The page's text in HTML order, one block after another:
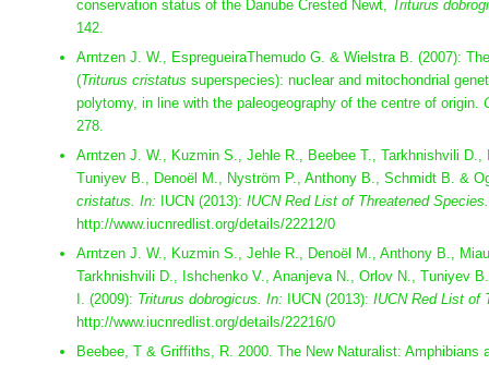
conservation status of the Danube Crested Newt, Triturus
142.
Arntzen J. W., EspregueiraThemudo G. & Wielstra B. (2007):
(Triturus cristatus superspecies): nuclear and mitochondrial
polytomy, in line with the paleogeography of the centre of origin.
278.
Arntzen J. W., Kuzmin S., Jehle R., Beebee T., Tarkhnishvili
Tuniyev B., Denoël M., Nyström P., Anthony B., Schmidt B. &
cristatus. In: IUCN (2013): IUCN Red List of Threatened Species.
http://www.iucnredlist.org/details/22212/0
Arntzen J. W., Kuzmin S., Jehle R., Denoël M., Anthony B.,
Tarkhnishvili D., Ishchenko V., Ananjeva N., Orlov N., Tuniyev
I. (2009): Triturus dobrogicus. In: IUCN (2013): IUCN Red List of
http://www.iucnredlist.org/details/22216/0
Beebee, T & Griffiths, R. 2000. The New Naturalist: Amphibians